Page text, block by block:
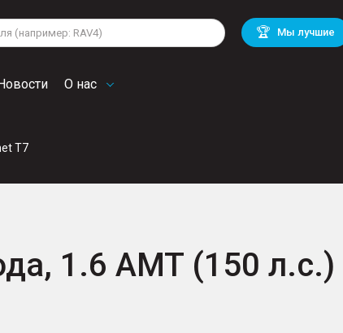
🏆 Мы лучшие
О нас
Volkswagen
Mitsubishi BMW
Audi
Chevrolet Volvo
T7
1.6 AMT (150 л.с.)